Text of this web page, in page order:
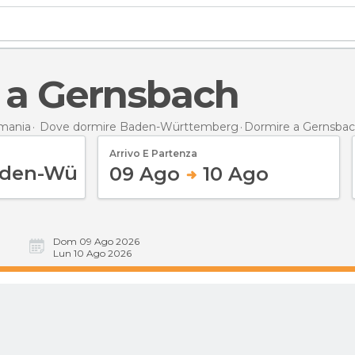
a Gernsbach
Dove dormire Baden-Württemberg Dormire a
Arrivo E Partenza
09 Ago 10 Ago
Dom 09 Ago 2026
Lun 10 Ago 2026